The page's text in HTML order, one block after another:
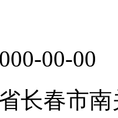
00-00
长春市